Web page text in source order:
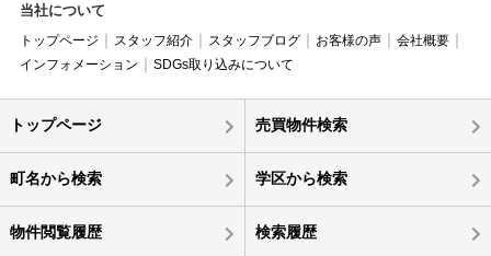
当社について
トップページ スタッフ紹介 スタッフブログ お客様の声
会社概要
インフォメーション
SDGs取り込みについて
トップページ 売買物件検索
町名から検索 学区から検索
物件閲覧履歴 検索履歴